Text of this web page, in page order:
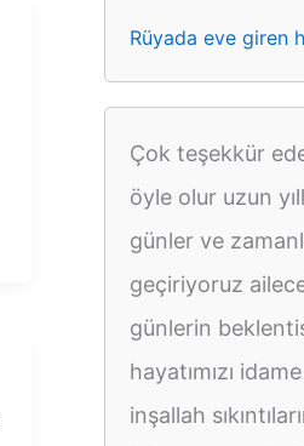
Rüyada eve giren
Çok teşekkür
öyle olur uzun
günler ve
geçiriyoruz
günlerin
hayatımızı
inşallah